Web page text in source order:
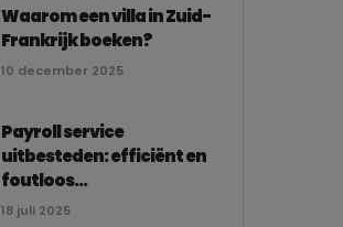
Waarom een villa in Zuid-
Frankrijk boeken?
10 december 2025
Payroll service
uitbesteden: efficiënt en
foutloos...
18 juli 2025